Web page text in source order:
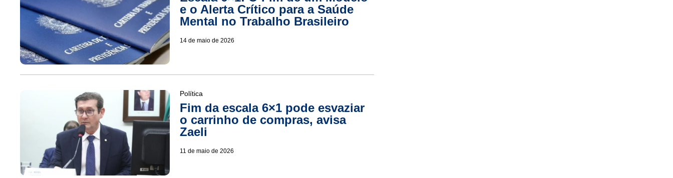
e o Alerta Crítico para a Saúde
Mental no Trabalho Brasileiro
14 de maio de 2026
Política
Fim da escala 6×1 pode esvaziar
o carrinho de compras, avisa
Zaeli
11 de maio de 2026